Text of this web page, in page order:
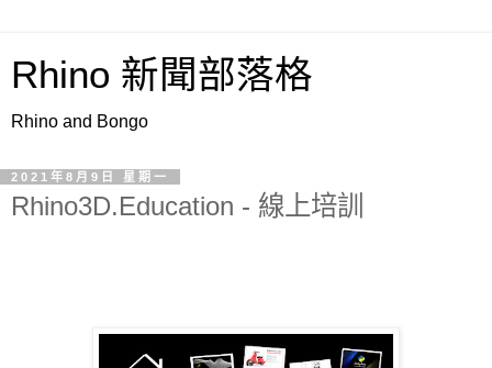
Rhino 新聞部落格
Rhino and Bongo
2021年8月9日 星期一
Rhino3D.Education - 線上培訓